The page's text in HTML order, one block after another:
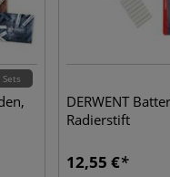
Sets
DERWENT
Radierstift
12,55 €